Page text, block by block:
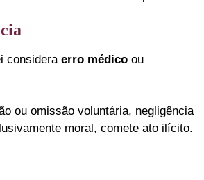
considera erro médico ou
ou omissão voluntária, negligência
moral, comete ato ilícito.